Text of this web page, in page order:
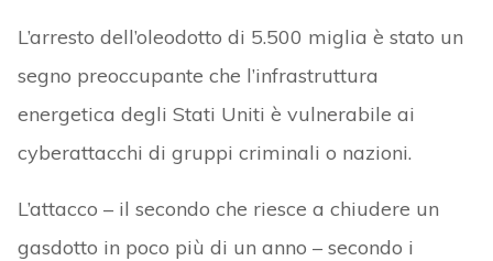
L’arresto dell’oleodotto di 5.500 miglia è stato un
segno preoccupante che l’infrastruttura
energetica degli Stati Uniti è vulnerabile ai
cyberattacchi di gruppi criminali o nazioni.
L’attacco – il secondo che riesce a chiudere un
gasdotto in poco più di un anno – secondo i